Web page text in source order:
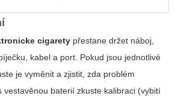
cigarety přestane držet náboj,
kabel a port. Pokud jsou jednotlivé
je vyměnit a zjistit, zda problém
vestavěnou baterií zkuste kalibraci (vybití